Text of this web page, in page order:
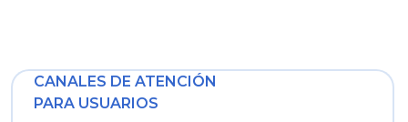
CANALES DE ATENCIÓN
PARA USUARIOS